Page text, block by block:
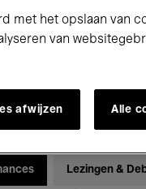
Lezingen &
met het opslaan van
van
afwijzen Alle